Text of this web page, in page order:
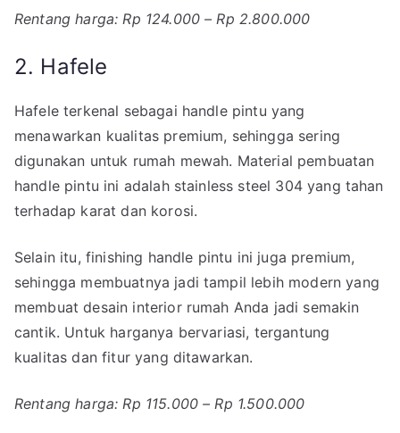
Rentang harga: Rp 124.000 – Rp 2.800.000
2. Hafele
Hafele terkenal sebagai handle pintu yang
menawarkan kualitas premium, sehingga sering
digunakan untuk rumah mewah. Material pembuatan
handle pintu ini adalah stainless steel 304 yang tahan
terhadap karat dan korosi.
Selain itu, finishing handle pintu ini juga premium,
sehingga membuatnya jadi tampil lebih modern yang
membuat desain interior rumah Anda jadi semakin
cantik. Untuk harganya bervariasi, tergantung
kualitas dan fitur yang ditawarkan.
Rentang harga: Rp 115.000 – Rp 1.500.000